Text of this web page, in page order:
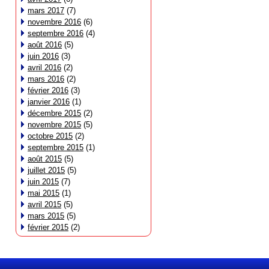
mars 2017 (7)
novembre 2016 (6)
septembre 2016 (4)
août 2016 (5)
juin 2016 (3)
avril 2016 (2)
mars 2016 (2)
février 2016 (3)
janvier 2016 (1)
décembre 2015 (2)
novembre 2015 (5)
octobre 2015 (2)
septembre 2015 (1)
août 2015 (5)
juillet 2015 (5)
juin 2015 (7)
mai 2015 (1)
avril 2015 (5)
mars 2015 (5)
février 2015 (2)